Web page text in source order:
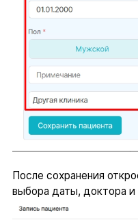
После сохранения
выбора даты, доктора и